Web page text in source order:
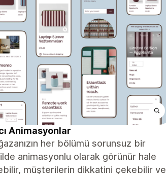
Animasyonlar
her bölümü sorunsuz bir
animasyonlu olarak görünür hale
müşterilerin dikkatini çekebilir ve